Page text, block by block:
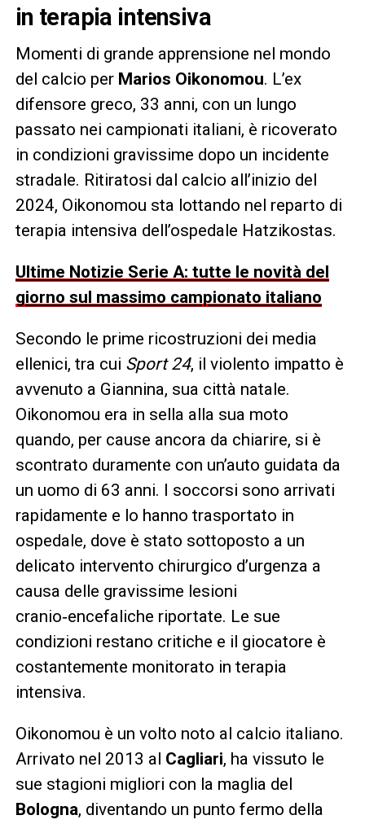
in terapia intensiva
Momenti di grande apprensione nel mondo
del calcio per Marios Oikonomou. L’ex
difensore greco, 33 anni, con un lungo
passato nei campionati italiani, è ricoverato
in condizioni gravissime dopo un incidente
stradale. Ritiratosi dal calcio all’inizio del
2024, Oikonomou sta lottando nel reparto di
terapia intensiva dell’ospedale Hatzikostas.
Ultime Notizie Serie A: tutte le novità del
giorno sul massimo campionato italiano
Secondo le prime ricostruzioni dei media
ellenici, tra cui Sport 24, il violento impatto è
avvenuto a Giannina, sua città natale.
Oikonomou era in sella alla sua moto
quando, per cause ancora da chiarire, si è
scontrato duramente con un’auto guidata da
un uomo di 63 anni. I soccorsi sono arrivati
rapidamente e lo hanno trasportato in
ospedale, dove è stato sottoposto a un
delicato intervento chirurgico d’urgenza a
causa delle gravissime lesioni
cranio‑encefaliche riportate. Le sue
condizioni restano critiche e il giocatore è
costantemente monitorato in terapia
intensiva.
Oikonomou è un volto noto al calcio italiano.
Arrivato nel 2013 al Cagliari, ha vissuto le
sue stagioni migliori con la maglia del
Bologna, diventando un punto fermo della